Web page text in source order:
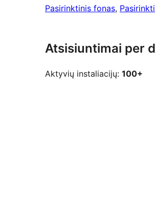
Pasirinktinis fonas,
Atsisiuntimai per
Aktyvių instaliacijų: 100+